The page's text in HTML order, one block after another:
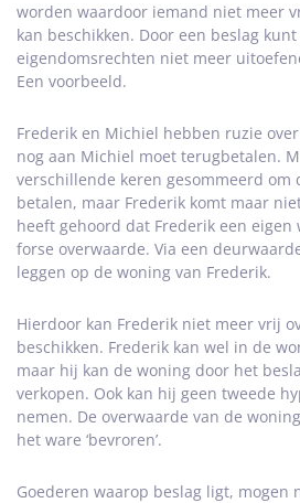
worden waardoor iemand niet meer
kan beschikken. Door een beslag
eigendomsrechten niet meer
Een voorbeeld.
Frederik en Michiel hebben ruzie
nog aan Michiel moet terugbetalen.
verschillende keren gesommeerd om
betalen, maar Frederik komt maar
heeft gehoord dat Frederik een
forse overwaarde. Via een
leggen op de woning van Frederik.
Hierdoor kan Frederik niet meer vrij
beschikken. Frederik kan wel in de
maar hij kan de woning door het
verkopen. Ook kan hij geen tweede
nemen. De overwaarde van de
het ware ‘bevroren’.
Goederen waarop beslag ligt, mogen